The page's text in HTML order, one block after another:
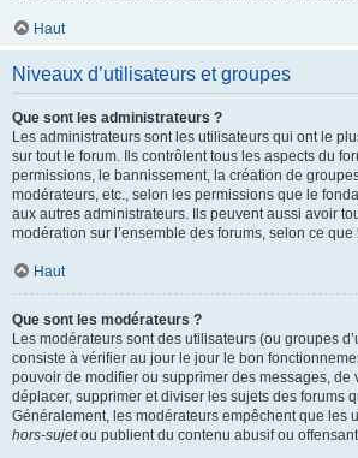
Haut
Niveaux d’utilisateurs et groupes
Que sont les administrateurs ?
Les administrateurs sont les utilisateurs qui ont le
sur tout le forum. Ils contrôlent tous les aspects du
permissions, le bannissement, la création de
modérateurs, etc., selon les permissions que le
aux autres administrateurs. Ils peuvent aussi avoir
modération sur l’ensemble des forums, selon ce
Haut
Que sont les modérateurs ?
Les modérateurs sont des utilisateurs (ou groupes
consiste à vérifier au jour le jour le bon
pouvoir de modifier ou supprimer des messages, de
déplacer, supprimer et diviser les sujets des forums
Généralement, les modérateurs empêchent que les
hors-sujetou publient du contenu abusif ou